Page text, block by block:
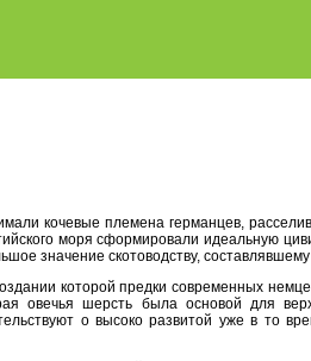
кочевые племена германцев,
моря сформировали идеальную
значение скотоводству, составлявшему
которой предки современных
овечья шерсть была основой для
о высоко развитой уже в то